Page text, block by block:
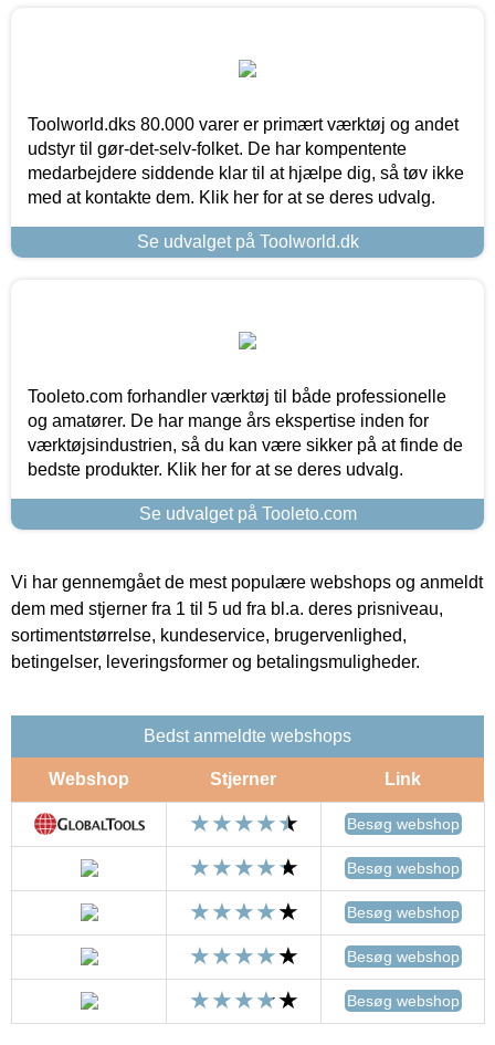
Toolworld.dks 80.000 varer er primært værktøj og andet
udstyr til gør-det-selv-folket. De har kompentente
medarbejdere siddende klar til at hjælpe dig, så tøv ikke
med at kontakte dem. Klik her for at se deres udvalg.
Se udvalget på Toolworld.dk
Tooleto.com forhandler værktøj til både professionelle
og amatører. De har mange års ekspertise inden for
værktøjsindustrien, så du kan være sikker på at finde de
bedste produkter. Klik her for at se deres udvalg.
Se udvalget på Tooleto.com
Vi har gennemgået de mest populære webshops og anmeldt
dem med stjerner fra 1 til 5 ud fra bl.a. deres prisniveau,
sortimentstørrelse, kundeservice, brugervenlighed,
betingelser, leveringsformer og betalingsmuligheder.
Bedst anmeldte webshops
Webshop Stjerner Link
Besøg webshop
Besøg webshop
Besøg webshop
Besøg webshop
Besøg webshop